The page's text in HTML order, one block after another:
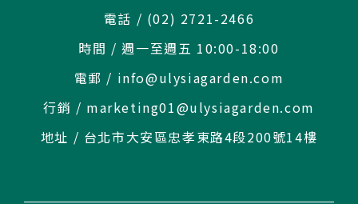
電話 / (02) 2721-2466
時間 / 週一至週五 10:00-18:00
電郵 / info@ulysiagarden.com
行銷 / marketing01@ulysiagarden.com
地址 / 台北市大安區忠孝東路4段200號14樓